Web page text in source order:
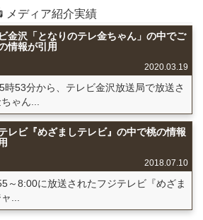
メディア紹介実績
金沢「となりのテレ金ちゃん」の中でご
情報が引用
2020.03.19
53分から、テレビ金沢放送局で放送さ
ゃん...
レビ『めざましテレビ』の中で桃の情報
2018.07.10
～8:00に放送されたフジテレビ『めざま
...